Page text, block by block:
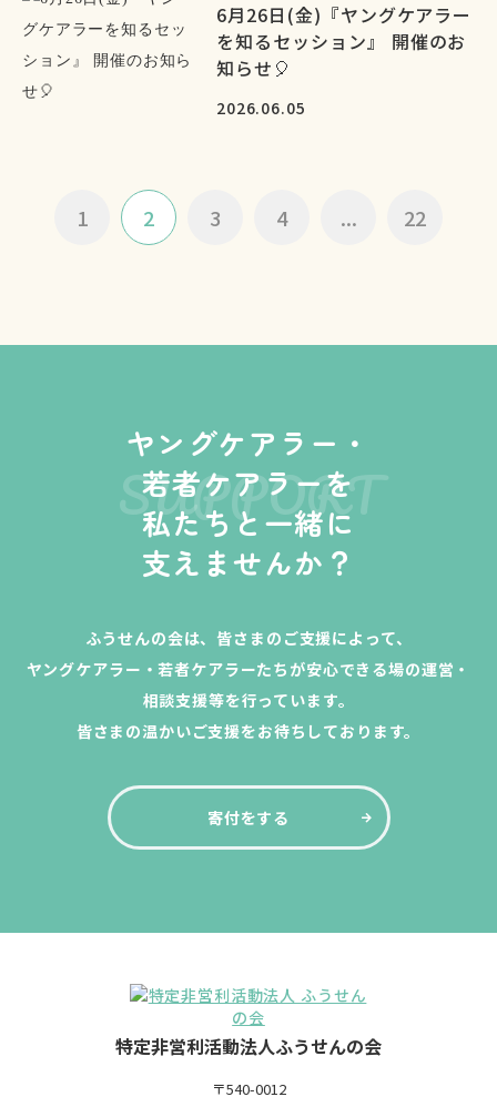
6月26日(金)『ヤングケアラー
を知るセッション』 開催のお
知らせ🎈
2026.06.05
1 2 3 4 ... 22
ヤングケアラー・
若者ケアラーを
私たちと一緒に
支えませんか？
SUPPORT
ふうせんの会は、皆さまのご支援によって、
ヤングケアラー・若者ケアラーたちが安心できる場の運営・
相談支援等を行っています。
皆さまの温かいご支援をお待ちしております。
寄付をする
特定非営利活動法人ふうせんの会
〒540-0012